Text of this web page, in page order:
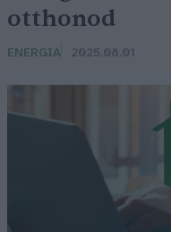
otthonod
ENERGIA 2025.08.01